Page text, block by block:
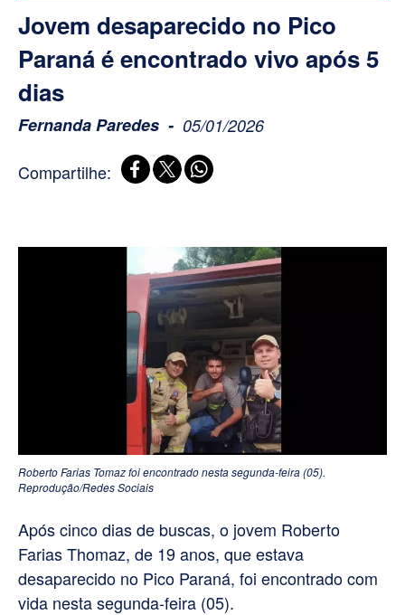
Jovem desaparecido no Pico
Paraná é encontrado vivo após 5
dias
Fernanda Paredes 05/01/2026
Compartilhe:
Roberto Farias Tomaz foi encontrado nesta segunda-feira (05).
Reprodução/Redes Sociais
Após cinco dias de buscas, o jovem Roberto
Farias Thomaz, de 19 anos, que estava
desaparecido no Pico Paraná, foi encontrado com
vida nesta segunda-feira (05).